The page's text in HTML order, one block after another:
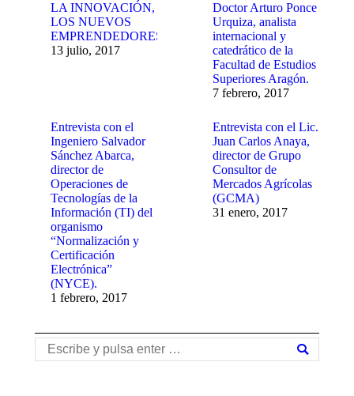
LA INNOVACIÓN,
LOS NUEVOS
EMPRENDEDORES
13 julio, 2017
Doctor Arturo Ponce
Urquiza, analista
internacional y
catedrático de la
Facultad de Estudios
Superiores Aragón.
7 febrero, 2017
Entrevista con el
Ingeniero Salvador
Sánchez Abarca,
director de
Operaciones de
Tecnologías de la
Información (TI) del
organismo
“Normalización y
Certificación
Electrónica”
(NYCE).
1 febrero, 2017
Entrevista con el Lic.
Juan Carlos Anaya,
director de Grupo
Consultor de
Mercados Agrícolas
(GCMA)
31 enero, 2017
Buscar: